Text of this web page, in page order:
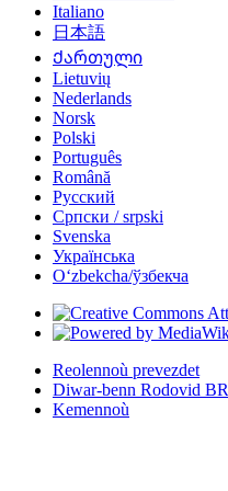
Italiano
日本語
Ქართული
Lietuvių
Nederlands
Norsk
Polski
Português
Română
Русский
Српски / srpski
Svenska
Українська
Oʻzbekcha/ўзбекча
Reolennoù prevezdet
Diwar-benn Rodovid BR
Kemennoù